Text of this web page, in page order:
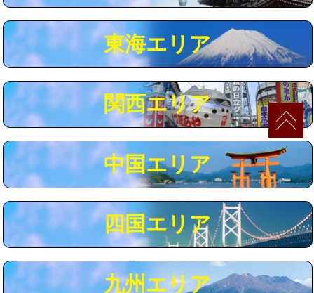
マス交換（深さ50㎝以上） 66,000円
コンクリート斫り（厚さ10㎝まで） 27,500円
コンクリート斫り（厚さ10㎝超え） 38,500円
モルタル補修（厚さ10㎝まで） 27,500円
追加人工 16,500円
※給水管工事は20mmまでの価格です。
東海エリア
関西エリア
中国エリア
四国エリア
九州エリア